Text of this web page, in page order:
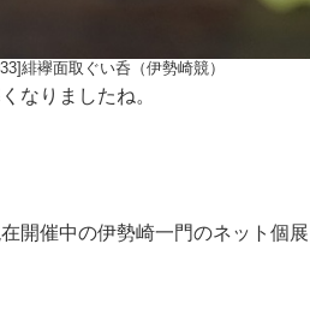
緋襷面取ぐい呑（伊勢崎競）
なりましたね。
開催中の伊勢崎一門のネット個展